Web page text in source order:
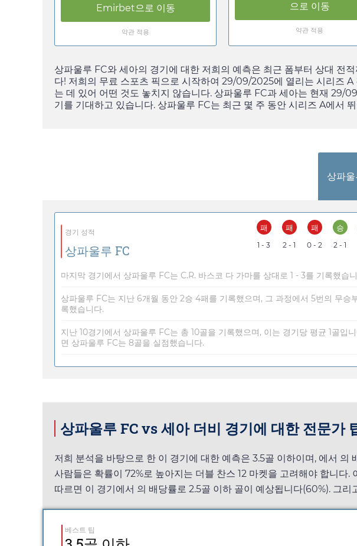
Emirbet으로 이동
약관 적용
으로 이동
약관 적용
상파울루 FC와 세아의 경기에 대한 저희의 예측은 최근 폼부터 상대 전
다! 저희의 무료 스포츠 픽으로 시작하여 29/09/2025에 열리는 시리즈
는 데 있어 어떤 것도 놓치지 않습니다. 상파울루 FC과 세아는 현재 29/
기를 기대하고 있습니다. 상파울루 FC는 최근 몇 주 동안 시리즈 A에서
상파
경기 성적
상파울루 FC
패
1 - 3
패
2 - 1
패
0 - 2
승
2 - 1
마지막 경기에서 상파울루 FC는 C.R. 바스코 다 가마를 상대로 1 - 3를 기록했습
상파울루 FC는 지난 6개월 동안 2승 4패를 기록했으며, 그 과정에서 5번의 무승
록했습니다.
지난 10경기에서 상파울루 FC는 총 10골을 기록했으며, 이는 경기당 평균 1골입
면 상파울루 FC는 8골을 실점했습니다.
상파울루 FC vs 세아 더비 경기에 대한 전문가
저희 분석을 바탕으로 한 이 경기에 대한 예측은 3.5골 이하이며, 에서 의
사람들은 확률이 72%로 높아지는 더블 찬스 12 마켓을 고려해야 합니다
따르면 이 경기에서 의 배당률로 2.5골 이하 골이 예상됩니다(60%). 그
베스트 팁